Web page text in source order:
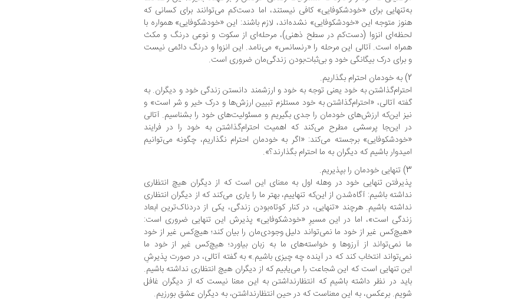
به‌تنهایی برای «خودشکوفایی» کافی نیستند، اما دست‌کم می‌توانند برای کسانی که
هنوز متوجه این «خودشکوفایی» نشده‌اند، لازم باشند: این «خودشکوفایی» همواره با
لحظه‌ای انزوا (دست‌کم در سطح ذهنی)، مرحله‌ای از سکوت و نوعی درنگ و مکث
همراه است. آتالی این مرحله را «رنسانس» می‌نامد. این انزوا و درنگ دائمی نیست
و برای درک بیگانگی خود و بی‌ثبات‌بودن زندگی‌مان ضروری است.
2) به خودمان احترام بگذاریم.
احترام‌گذاشتن به خود یعنی توجه به خود و ارزشمند دانستن زندگی خود و دیگران. به
گفته آتالی، «احترام‌گذاشتن به خود مستلزم تبیین ارزش‌ها و درک خیر و شر است» و
نیز این‌که ارزش‌های خودمان را جدی بگیریم و مسئولیت‌های خود را بشناسیم. آتالی
در این‌جا پرسشی مطرح می‌کند که اهمیت احترام‌گذاشتن به خود را در فرایند
«خودشکوفایی» برجسته می‌کند: «اگر به خودمان احترام نگذاریم، چگونه می‌توانیم
امیدوار باشیم که دیگران به ما احترام بگذارند؟».
3) تنهایی خودمان را بپذیریم.
پذیرفتن تنهایی خود در وهله اول به معنای این است که از دیگران هیچ انتظاری
نداشته باشیم: آگاه‌شدن از این‌که تنهاییم، بهتر ما را یاری می‌کند که از دیگران انتظاری
نداشته باشیم. هرچند «تنهایی، در کنار کوتاه‌بودن زندگی، یکی از دردناک‌ترین ابعاد
زندگی است»، اما در این مسیرِ «خودشکوفایی» پذیرش این تنهایی ضروری است:
«هیچ‌کس غیر از خود ما نمی‌تواند دلیل وجودی‌مان را بیان کند؛ هیچ‌کس غیر از خود
ما نمی‌تواند از آرزوها و خواسته‌های ما به زبان بیاورد؛ هیچ‌کس غیر از خود ما
نمی‌تواند انتخاب کند که در آینده چه چیزی باشیم.» به گفته آتالی، در صورت پذیرشِ
این تنهایی است که این شجاعت را می‌یابیم که از دیگران هیچ انتظاری نداشته باشیم.
باید در نظر داشته باشیم که انتظارنداشتن به این معنا نیست که از دیگران غافل
شویم. برعکس، به این معناست که در حین انتظارنداشتن، به دیگران عشق بورزیم.